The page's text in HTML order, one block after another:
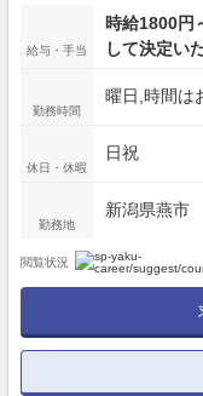
給与・手当
時給1800円
して決定い
勤務時間
曜日,時間は
休日・休暇
日祝
勤務地
新潟県燕市
閲覧状況